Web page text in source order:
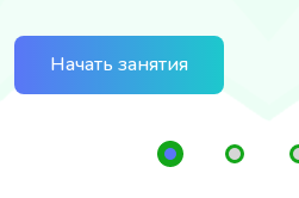
Начать занятия